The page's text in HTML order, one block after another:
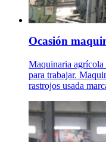
Ocasión
Maquinaria agrícola
para trabajar.
rastrojos usada